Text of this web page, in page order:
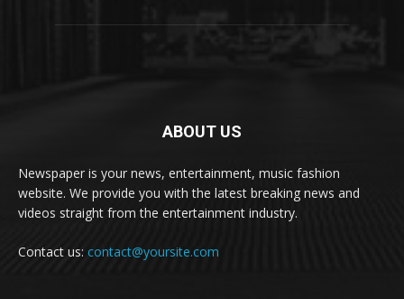
ABOUT US
Newspaper is your news, entertainment, music fashion
website. We provide you with the latest breaking news and
videos straight from the entertainment industry.
Contact us: contact@yoursite.com